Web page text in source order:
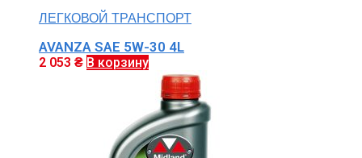
ЛЕГКОВОЙ ТРАНСПОРТ
AVANZA SAE 5W-30 4L
2 053 ₴ В корзину